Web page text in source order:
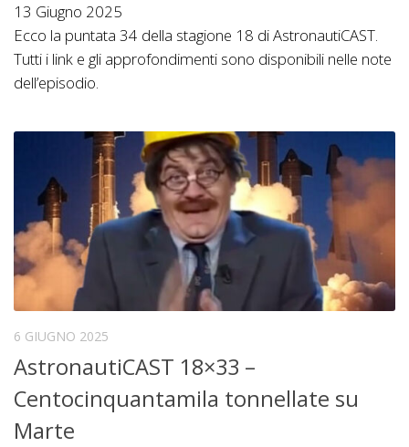
13 Giugno 2025
Ecco la puntata 34 della stagione 18 di AstronautiCAST.
Tutti i link e gli approfondimenti sono disponibili nelle note
dell’episodio.
6 GIUGNO 2025
AstronautiCAST 18×33 –
Centocinquantamila tonnellate su
Marte